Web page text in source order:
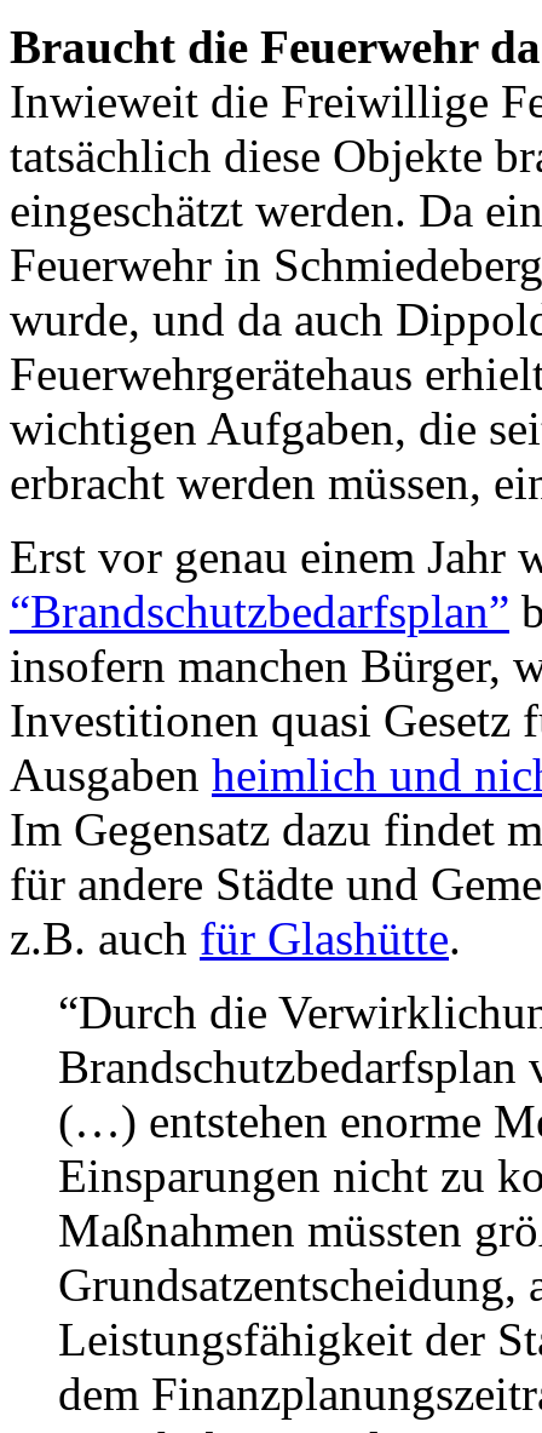
Braucht die Feuerwehr
Inwieweit die Freiwillige
tatsächlich diese Objekte
eingeschätzt werden. Da
Feuerwehr in
wurde, und da auch
Feuerwehrgerätehaus
wichtigen Aufgaben, die
erbracht werden müssen,
Erst vor genau einem Jahr
“Brandschutzbedarfsplan”
insofern manchen Bürger,
Investitionen quasi Gesetz
Ausgaben heimlich und
Im Gegensatz dazu findet
für andere Städte und
z.B. auch für Glashütte.
“Durch die
Brandschutzbedarfsplan
(…) entstehen enorme
Einsparungen nicht zu
Maßnahmen müssten
Grundsatzentscheidung,
Leistungsfähigkeit der
dem